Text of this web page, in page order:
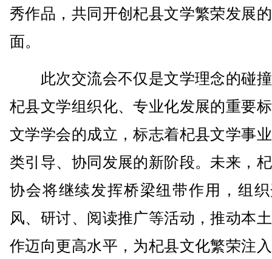
秀作品，共同开创杞县文学繁荣发展
面。
此次交流会不仅是文学理念的碰
杞县文学组织化、专业化发展的重要
文学学会的成立，标志着杞县文学事
类引导、协同发展的新阶段。未来，
协会将继续发挥桥梁纽带作用，组
风、研讨、阅读推广等活动，推动本
作迈向更高水平，为杞县文化繁荣注